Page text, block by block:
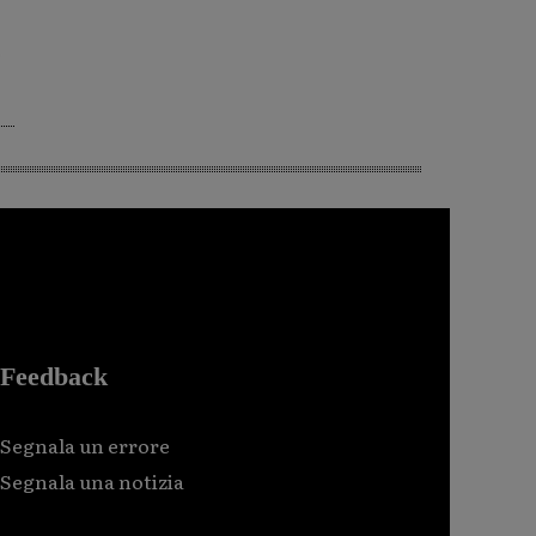
Feedback
Segnala un errore
Segnala una notizia